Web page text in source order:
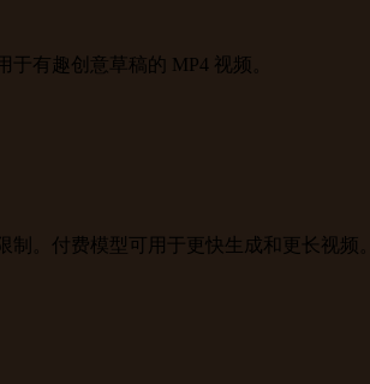
有趣创意草稿的 MP4 视频。
。付费模型可用于更快生成和更长视频。